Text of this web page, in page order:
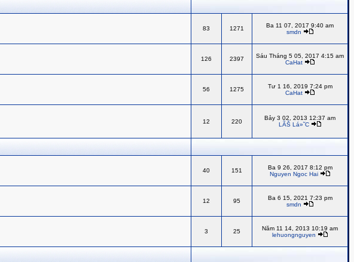
83 1271
Ba 11 07, 2017 9:40 am
smdn
126 2397
Sáu Tháng 5 05, 2017 4:15 am
CaHat
56 1275
Tư 1 16, 2019 7:24 pm
CaHat
12 220
Bảy 3 02, 2013 12:37 am
LÃŠ Lá»˜C
40 151
Ba 9 26, 2017 8:12 pm
Nguyen Ngoc Hai
12 95
Ba 6 15, 2021 7:23 pm
smdn
3 25
Năm 11 14, 2013 10:19 am
lehuongnguyen